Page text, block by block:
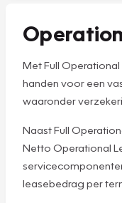
Met Full
handen voor een
waaronder
Naast Full
Netto Operational
leasebedrag per